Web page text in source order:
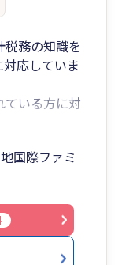
務の知識を
応していま
ている方に対
相談、資金
ちろん対応
援も積極的
相談くださ
国際ファミ